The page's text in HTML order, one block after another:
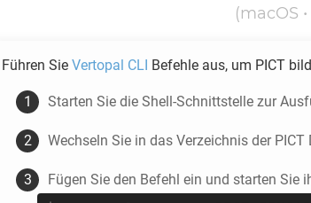
(macOS
Führen Sie Vertopal CLI Befehle aus, um PICT
Starten Sie die Shell-Schnittstelle zur
Wechseln Sie in das Verzeichnis der PICT
Fügen Sie den Befehl ein und starten Sie